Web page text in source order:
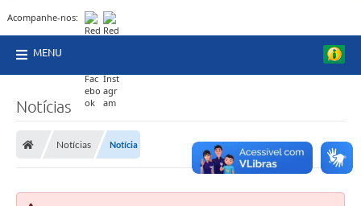
Acompanhe-nos:
MENU
Notícias
Notícias Notícia